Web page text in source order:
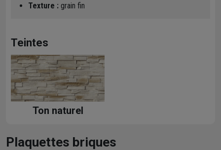
Texture : grain fin
Teintes
Ton naturel
Plaquettes briques